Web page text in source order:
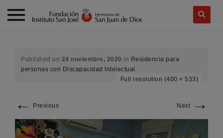
Published on 24 noviembre, 2020 in Residencia para
personas con Discapacidad Intelectual
Full resolution (400 × 533)
← Previous Next →